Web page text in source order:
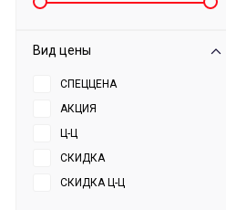
Вид цены
СПЕЦЦЕНА
АКЦИЯ
Ц-Ц
СКИДКА
СКИДКА Ц-Ц